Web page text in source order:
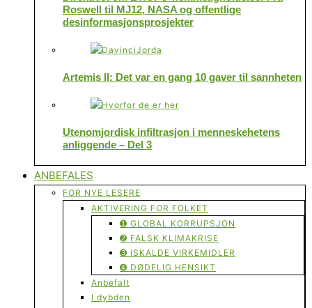
Roswell til MJ12, NASA og offentlige
desinformasjonsprosjekter
Artemis II: Det var en gang 10 gaver til sannheten
Utenomjordisk infiltrasjon i menneskehetens
anliggende – Del 3
ANBEFALES
FOR NYE LESERE
AKTIVERING FOR FOLKET
➊ GLOBAL KORRUPSJON
➋ FALSK KLIMAKRISE
➌ ISKALDE VIRKEMIDLER
➍ DØDELIG HENSIKT
Anbefalt
I dybden